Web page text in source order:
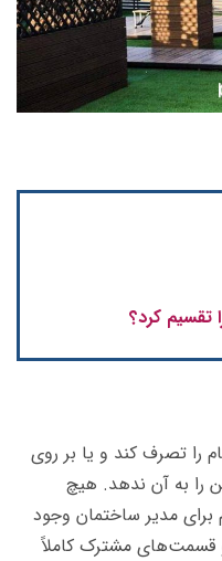
کرد؟
را تصرف کند و یا بر روی
را به آن ندهد. هیچ
برای مدیر ساختمان وجود
قسمت‌های مشترک کاملاً